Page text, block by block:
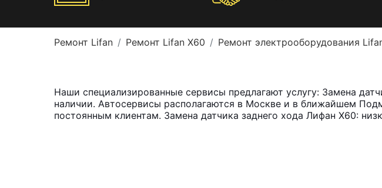
Ремонт Lifan Ремонт Lifan X60 Ремонт электрооборудования
Наши специализированные сервисы предлагают услугу: Замена
наличии. Автосервисы располагаются в Москве и в ближайшем
постоянным клиентам. Замена датчика заднего хода Лифан X60: